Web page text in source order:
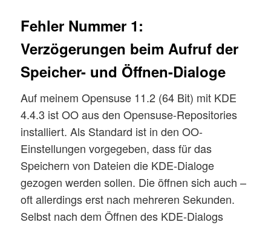
Fehler Nummer 1:
Verzögerungen beim Aufruf der
Speicher- und Öffnen-Dialoge
Auf meinem Opensuse 11.2 (64 Bit) mit KDE
4.4.3 ist OO aus den Opensuse-Repositories
installiert. Als Standard ist in den OO-
Einstellungen vorgegeben, dass für das
Speichern von Dateien die KDE-Dialoge
gezogen werden sollen. Die öffnen sich auch –
oft allerdings erst nach mehreren Sekunden.
Selbst nach dem Öffnen des KDE-Dialogs